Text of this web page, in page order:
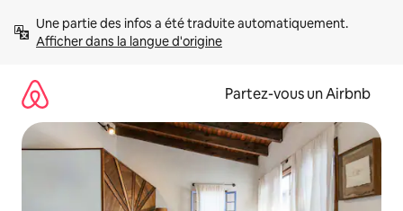
directement
Afficher dans la langue d'origine
Partez-vous un Airbnb